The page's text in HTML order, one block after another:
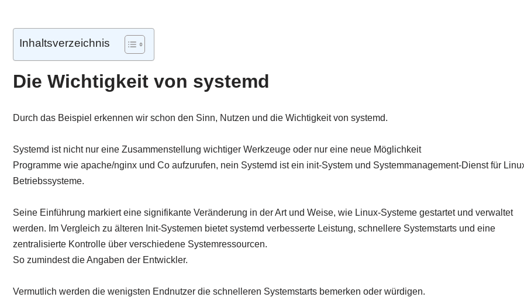
Inhaltsverzeichnis
Die Wichtigkeit von systemd
Durch das Beispiel erkennen wir schon den Sinn, Nutzen und die Wichtigkeit von systemd.
Systemd ist nicht nur eine Zusammenstellung wichtiger Werkzeuge oder nur eine neue Möglichkeit
Programme wie apache/nginx und Co aufzurufen, nein Systemd ist ein init-System und Systemmanagement-Dienst für
Betriebssysteme.
Seine Einführung markiert eine signifikante Veränderung in der Art und Weise, wie Linux-Systeme gestartet und verwaltet
werden. Im Vergleich zu älteren Init-Systemen bietet systemd verbesserte Leistung, schnellere Systemstarts und eine
zentralisierte Kontrolle über verschiedene Systemressourcen.
So zumindest die Angaben der Entwickler.
Vermutlich werden die wenigsten Endnutzer die schnelleren Systemstarts bemerken oder würdigen.